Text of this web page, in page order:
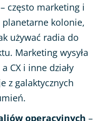
– często marketing i
planetarne kolonie,
używać radia do
Marketing wysyła
CX i inne działy
z galaktycznych
operacyjnych –